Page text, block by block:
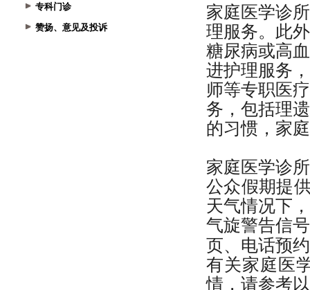
专科门诊
赞扬、意见及投诉